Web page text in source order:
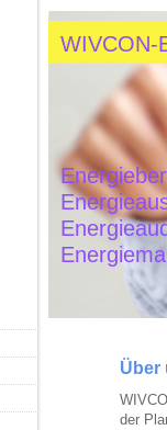
WIVCON-
Über
der